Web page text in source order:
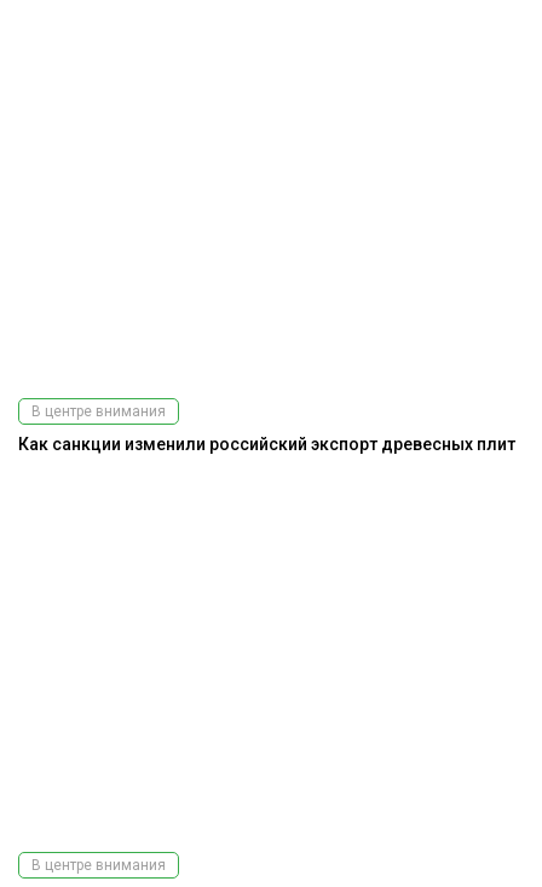
В центре внимания
Как санкции изменили российский экспорт древесных плит
В центре внимания